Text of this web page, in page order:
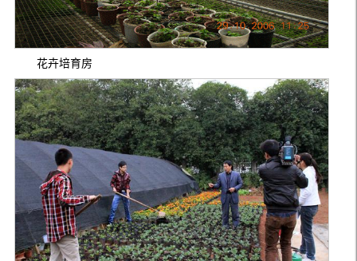
花卉培育房